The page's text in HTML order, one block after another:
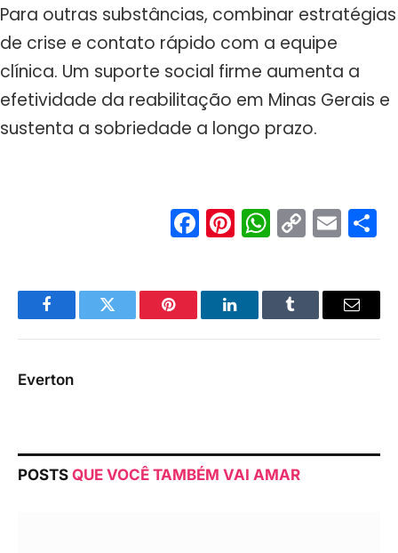
Para outras substâncias, combinar estratégias
de crise e contato rápido com a equipe
clínica. Um suporte social firme aumenta a
efetividade da reabilitação em Minas Gerais e
sustenta a sobriedade a longo prazo.
Facebook
Pinterest
Copy
Link
FacebookTwitter Pinterest LinkedInTumblr Email
Everton
POSTS QUE VOCÊ TAMBÉM VAI AMAR